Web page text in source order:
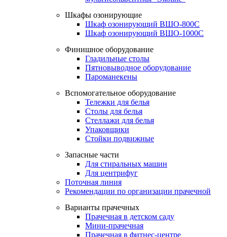
Шкафы озонирующие
Шкаф озонирующий ВШО-800С
Шкаф озонирующий ВШО-1000С
Финишное оборудование
Гладильные столы
Пятновыводное оборудование
Пароманекены
Вспомогательное оборудование
Тележки для белья
Столы для белья
Стеллажи для белья
Упаковщики
Стойки подвижные
Запасные части
Для стиральных машин
Для центрифуг
Поточная линия
Рекомендации по организации прачечной
Варианты прачечных
Прачечная в детском саду
Мини-прачечная
Прачечная в фитнес-центре